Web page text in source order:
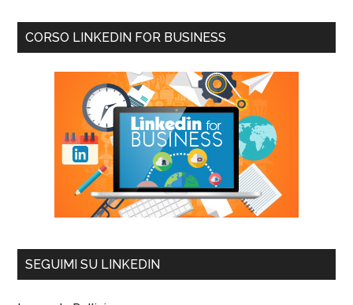
CORSO LINKEDIN FOR BUSINESS
SEGUIMI SU LINKEDIN